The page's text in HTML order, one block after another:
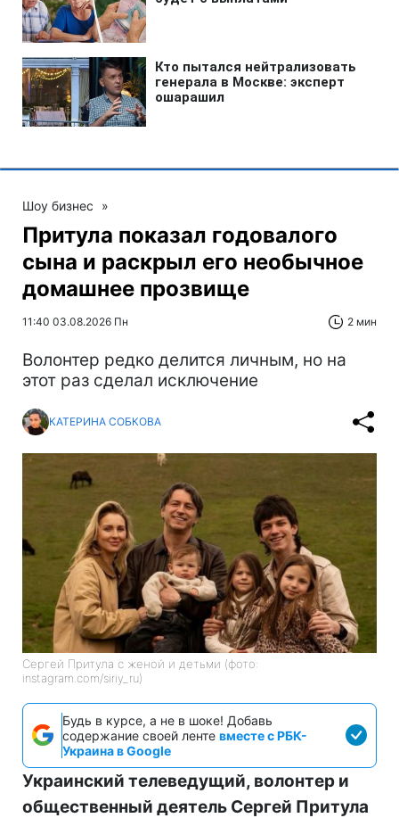
Шоу бизнес »
Притула показал годовалого
сына и раскрыл его необычное
домашнее прозвище
11:40 03.08.2026 Пн 2 мин
Волонтер редко делится личным, но на
этот раз сделал исключение
КАТЕРИНА СОБКОВА
Сергей Притула с женой и детьми (фото:
instagram.com/siriy_ru)
Будь в курсе, а не в шоке! Добавь
содержание своей ленте вместе с РБК-
Украина в Google
Украинский телеведущий, волонтер и
общественный деятель Сергей Притула